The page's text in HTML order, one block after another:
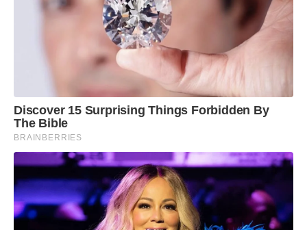
Discover 15 Surprising Things Forbidden By
The Bible
BRAINBERRIES